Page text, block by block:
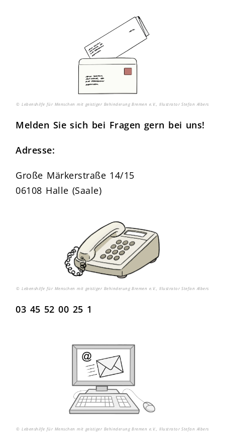
© Lebenshilfe für Menschen mit geistiger Behinderung Bremen e.V., Illustrator Stefan Albers
Melden Sie sich bei Fragen gern bei uns!
Adresse:
Große Märkerstraße 14/15
06108 Halle (Saale)
© Lebenshilfe für Menschen mit geistiger Behinderung Bremen e.V., Illustrator Stefan Albers
03 45 52 00 25 1
© Lebenshilfe für Menschen mit geistiger Behinderung Bremen e.V., Illustrator Stefan Albers